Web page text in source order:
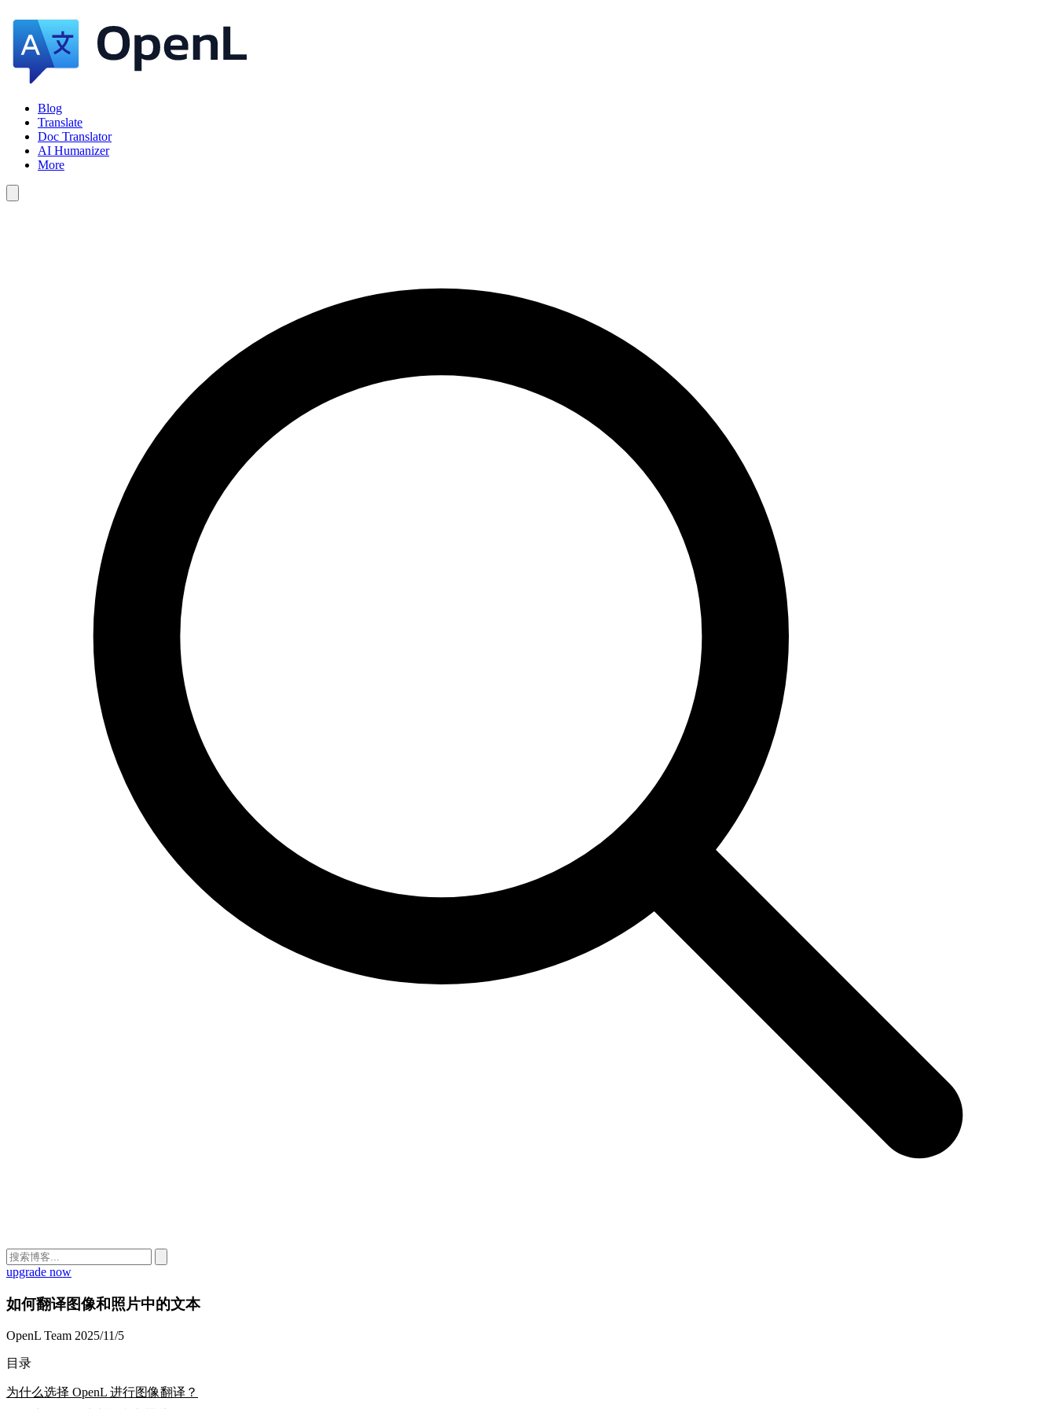
Blog
Translate
Doc Translator
AI Humanizer
More
upgrade now
如何翻译图像和照片中的文本
OpenL Team 2025/11/5
目录
为什么选择 OpenL 进行图像翻译？